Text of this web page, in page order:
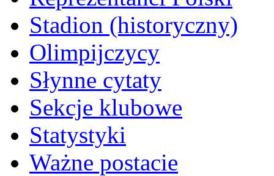
Stadion (historyczny)
Olimpijczycy
Słynne cytaty
Sekcje klubowe
Statystyki
Ważne postacie